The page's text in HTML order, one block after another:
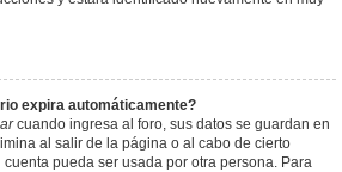
expira automáticamente?
cuando ingresa al foro, sus datos se guardan en
al salir de la página o al cabo de cierto
pueda ser usada por otra persona. Para